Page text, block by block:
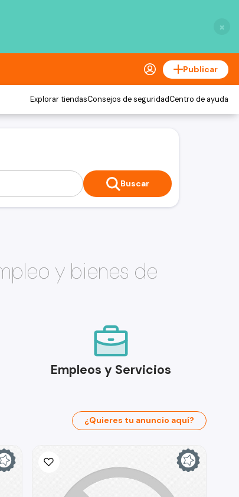
×
Publicar
Explorar tiendasConsejos de seguridadCentro de ayuda
Buscar
y bienes de
Empleos y Servicios
¿Quieres tu anuncio aquí?